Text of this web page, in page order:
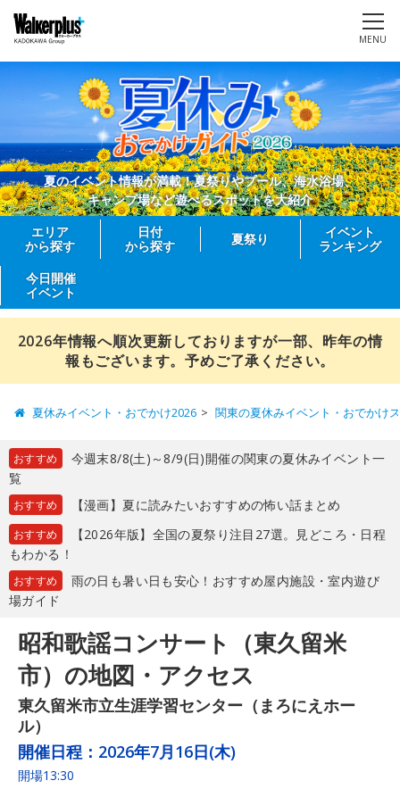
MENU
夏のイベント情報が満載！夏祭りやプール、海水浴場、
キャンプ場など遊べるスポットを大紹介
エリア
から探す
日付
から探す
夏祭り
イベント
ランキング
今日開催
イベント
2026年情報へ順次更新しておりますが一部、昨年の情
報もございます。予めご了承ください。
夏休みイベント・おでかけ2026 関東の夏休みイベント・おでかけ
おすすめ
今週末8/8(土)～8/9(日)開催の関東の夏休みイベント一
覧
おすすめ 【漫画】夏に読みたいおすすめの怖い話まとめ
おすすめ
【2026年版】全国の夏祭り注目27選。見どころ・日程
もわかる！
おすすめ
雨の日も暑い日も安心！おすすめ屋内施設・室内遊び
場ガイド
昭和歌謡コンサート（東久留米
市）の地図・アクセス
東久留米市立生涯学習センター（まろにえホー
ル）
開催日程： 2026年7月16日(木)
開場13:30